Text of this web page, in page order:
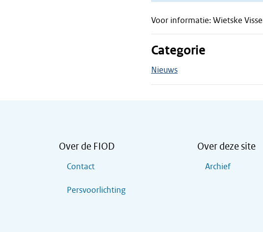
Voor informatie: Wietske
Categorie
Nieuws
Over de FIOD
Contact
Persvoorlichting
Over deze site
Archief